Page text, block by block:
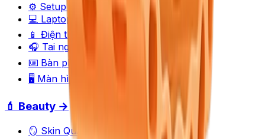
⚙️ Setup Builder
💻 Laptop
📱 Điện thoại
🎧 Tai nghe
⌨️ Bàn phím
🖥️ Màn hình
💄 Beauty →
🪞 Skin Quiz